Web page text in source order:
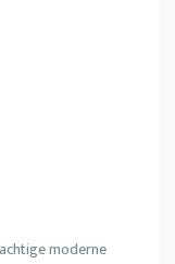
moderne